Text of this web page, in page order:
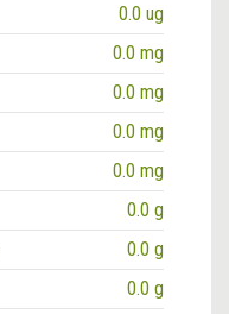
0.0 ug
0.0 mg
0.0 mg
0.0 mg
0.0 mg
0.0 g
0.0 g
0.0 g